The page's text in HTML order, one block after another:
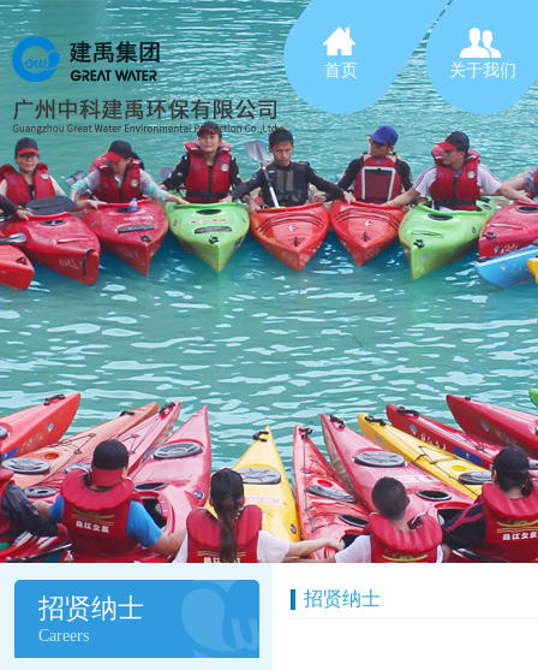
首页 关于我们
招贤纳士
Careers
招贤纳士